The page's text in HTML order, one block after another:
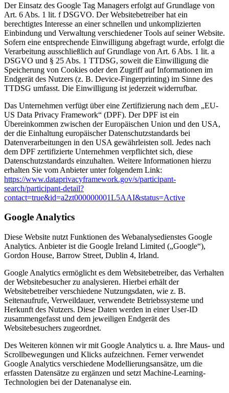
Der Einsatz des Google Tag Managers erfolgt auf Grundlage von
Art. 6 Abs. 1 lit. f DSGVO. Der Websitebetreiber hat ein
berechtigtes Interesse an einer schnellen und unkomplizierten
Einbindung und Verwaltung verschiedener Tools auf seiner Website.
Sofern eine entsprechende Einwilligung abgefragt wurde, erfolgt die
Verarbeitung ausschließlich auf Grundlage von Art. 6 Abs. 1 lit. a
DSGVO und § 25 Abs. 1 TTDSG, soweit die Einwilligung die
Speicherung von Cookies oder den Zugriff auf Informationen im
Endgerät des Nutzers (z. B. Device-Fingerprinting) im Sinne des
TTDSG umfasst. Die Einwilligung ist jederzeit widerrufbar.
Das Unternehmen verfügt über eine Zertifizierung nach dem „EU-
US Data Privacy Framework“ (DPF). Der DPF ist ein
Übereinkommen zwischen der Europäischen Union und den USA,
der die Einhaltung europäischer Datenschutzstandards bei
Datenverarbeitungen in den USA gewährleisten soll. Jedes nach
dem DPF zertifizierte Unternehmen verpflichtet sich, diese
Datenschutzstandards einzuhalten. Weitere Informationen hierzu
erhalten Sie vom Anbieter unter folgendem Link:
https://www.dataprivacyframework.gov/s/participant-
search/participant-detail?
contact=true&id=a2zt000000001L5AAI&status=Active
Google Analytics
Diese Website nutzt Funktionen des Webanalysedienstes Google
Analytics. Anbieter ist die Google Ireland Limited („Google“),
Gordon House, Barrow Street, Dublin 4, Irland.
Google Analytics ermöglicht es dem Websitebetreiber, das Verhalten
der Websitebesucher zu analysieren. Hierbei erhält der
Websitebetreiber verschiedene Nutzungsdaten, wie z. B.
Seitenaufrufe, Verweildauer, verwendete Betriebssysteme und
Herkunft des Nutzers. Diese Daten werden in einer User-ID
zusammengefasst und dem jeweiligen Endgerät des
Websitebesuchers zugeordnet.
Des Weiteren können wir mit Google Analytics u. a. Ihre Maus- und
Scrollbewegungen und Klicks aufzeichnen. Ferner verwendet
Google Analytics verschiedene Modellierungsansätze, um die
erfassten Datensätze zu ergänzen und setzt Machine-Learning-
Technologien bei der Datenanalyse ein.